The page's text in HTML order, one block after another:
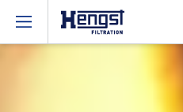
Open menu